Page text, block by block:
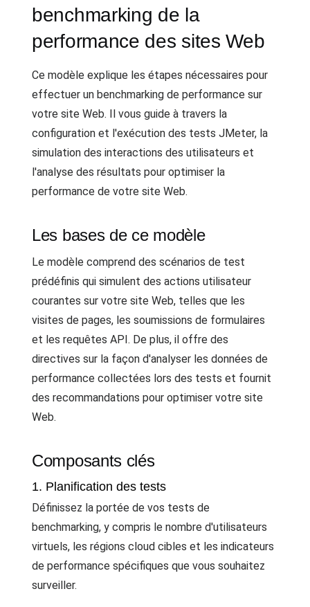
benchmarking de la
performance des sites Web
Ce modèle explique les étapes nécessaires pour
effectuer un benchmarking de performance sur
votre site Web. Il vous guide à travers la
configuration et l'exécution des tests JMeter, la
simulation des interactions des utilisateurs et
l'analyse des résultats pour optimiser la
performance de votre site Web.
Les bases de ce modèle
Le modèle comprend des scénarios de test
prédéfinis qui simulent des actions utilisateur
courantes sur votre site Web, telles que les
visites de pages, les soumissions de formulaires
et les requêtes API. De plus, il offre des
directives sur la façon d'analyser les données de
performance collectées lors des tests et fournit
des recommandations pour optimiser votre site
Web.
Composants clés
1. Planification des tests
Définissez la portée de vos tests de
benchmarking, y compris le nombre d'utilisateurs
virtuels, les régions cloud cibles et les indicateurs
de performance spécifiques que vous souhaitez
surveiller.